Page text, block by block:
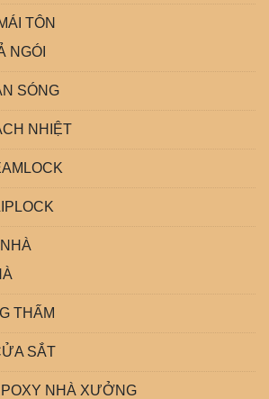
TÔN
NGÓI
SÓNG
NHIỆT
THẤM
SẮT
NHÀ XƯỞNG